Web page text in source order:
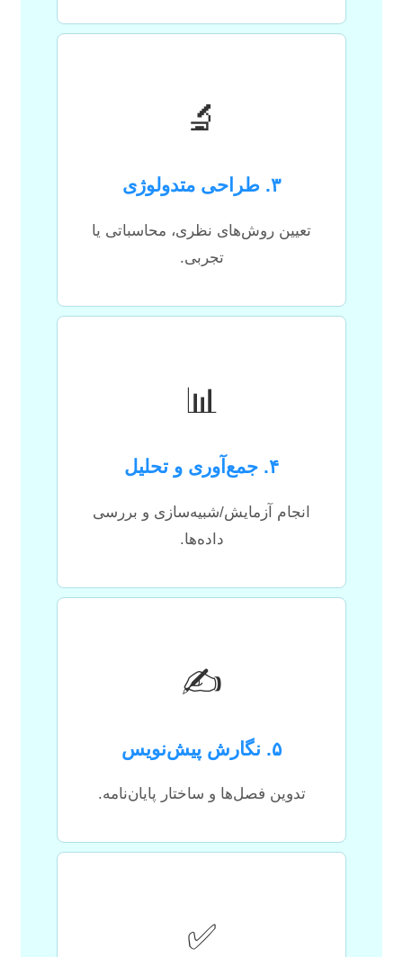
🔬
۳. طراحی متدولوژی
تعیین روش‌های نظری، محاسباتی یا
تجربی.
📊
۴. جمع‌آوری و تحلیل
انجام آزمایش/شبیه‌سازی و بررسی
داده‌ها.
✍️
۵. نگارش پیش‌نویس
تدوین فصل‌ها و ساختار پایان‌نامه.
✅